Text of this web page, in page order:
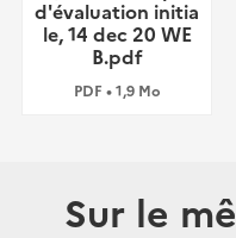
d'évaluation initia
le, 14 dec 20 WE
B.pdf
PDF • 1,9 Mo
Sur le